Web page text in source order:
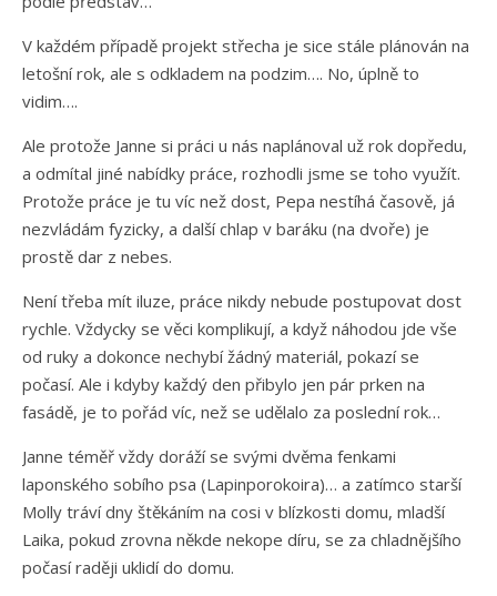
V každém případě projekt střecha je sice stále plánován na
letošní rok, ale s odkladem na podzim…. No, úplně to
vidim….
Ale protože Janne si práci u nás naplánoval už rok dopředu,
a odmítal jiné nabídky práce, rozhodli jsme se toho využít.
Protože práce je tu víc než dost, Pepa nestíhá časově, já
nezvládám fyzicky, a další chlap v baráku (na dvoře) je
prostě dar z nebes.
Není třeba mít iluze, práce nikdy nebude postupovat dost
rychle. Vždycky se věci komplikují, a když náhodou jde vše
od ruky a dokonce nechybí žádný materiál, pokazí se
počasí. Ale i kdyby každý den přibylo jen pár prken na
fasádě, je to pořád víc, než se udělalo za poslední rok…
Janne téměř vždy doráží se svými dvěma fenkami
laponského sobího psa (Lapinporokoira)… a zatímco starší
Molly tráví dny štěkáním na cosi v blízkosti domu, mladší
Laika, pokud zrovna někde nekope díru, se za chladnějšího
počasí raději uklidí do domu.